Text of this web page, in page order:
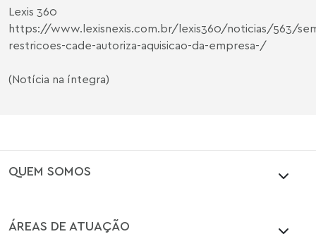
Lexis 360
https://www.lexisnexis.com.br/lexis360/noticias/563/
restricoes-cade-autoriza-aquisicao-da-empresa-/
(Notícia na íntegra)
QUEM SOMOS
ÁREAS DE ATUAÇÃO